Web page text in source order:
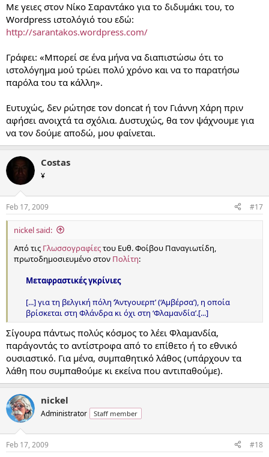
Με γειες στον Νίκο Σαραντάκο για το διδυμάκι του, το
Wordpress ιστολόγιό του εδώ:
http://sarantakos.wordpress.com/
Γράφει: «Μπορεί σε ένα μήνα να διαπιστώσω ότι το
ιστολόγημα μού τρώει πολύ χρόνο και να το παρατήσω
παρόλα του τα κάλλη».
Ευτυχώς, δεν ρώτησε τον doncat ή τον Γιάννη Χάρη πριν
αφήσει ανοιχτά τα σχόλια. Δυστυχώς, θα τον ψάχνουμε για
να τον δούμε αποδώ, μου φαίνεται.
Costas
¥
Feb 17, 2009 #17
nickel said:
Από τις Γλωσσογραφίεςτου Ευθ. Φοίβου Παναγιωτίδη,
πρωτοδημοσιευμένο στον Πολίτη:
Μεταφραστικές γκρίνιες
[...] για τη βελγική πόλη ‘Άντγουερπ’ (‘Αμβέρσα’), η οποία
βρίσκεται στη Φλάνδρα κι όχι στη ‘Φλαμανδία’.[...]​
Σίγουρα πάντως πολύς κόσμος το λέει Φλαμανδία,
παράγοντάς το αντίστροφα από το επίθετο ή το εθνικό
ουσιαστικό. Για μένα, συμπαθητικό λάθος (υπάρχουν τα
λάθη που συμπαθούμε κι εκείνα που αντιπαθούμε).
nickel
Administrator Staff member
Feb 17, 2009 #18